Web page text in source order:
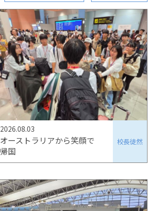
校長徒然
2026.08.03
オーストラリアから笑顔で
帰国